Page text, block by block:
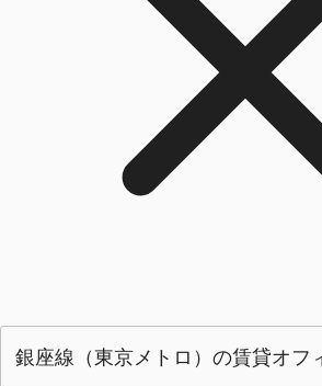
銀座線（東京メトロ）の賃貸オフ